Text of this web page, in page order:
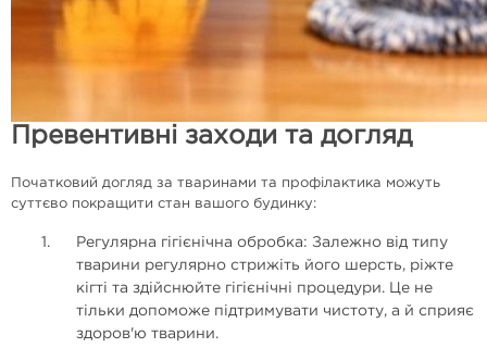
Превентивні заходи та догляд
Початковий догляд за тваринами та профілактика можуть
суттєво покращити стан вашого будинку:
Регулярна гігієнічна обробка: Залежно від типу
тварини регулярно стрижіть його шерсть, ріжте
кігті та здійснюйте гігієнічні процедури. Це не
тільки допоможе підтримувати чистоту, а й сприяє
здоров'ю тварини.